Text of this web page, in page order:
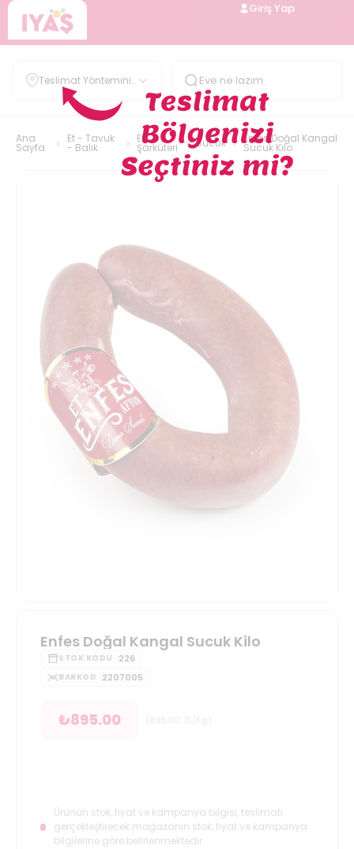
Giriş Yap
Teslimat Yöntemini
Belirle
Ana
Sayfa
Et - Tavuk
- Balık
Et
Şarküteri Sucuk Enfes Doğal Kangal
Sucuk Kilo
Enfes Doğal Kangal Sucuk Kilo
STOK KODU 226
BARKOD 2207005
₺895.00
Ürünün stok, fiyat ve kampanya bilgisi, teslimatı
gerçekleştirecek mağazanın stok, fiyat ve kampanya
bilgilerine göre belirlenmektedir.